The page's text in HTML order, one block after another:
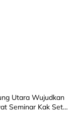
Utara Wujudkan
Seminar Kak Seto,